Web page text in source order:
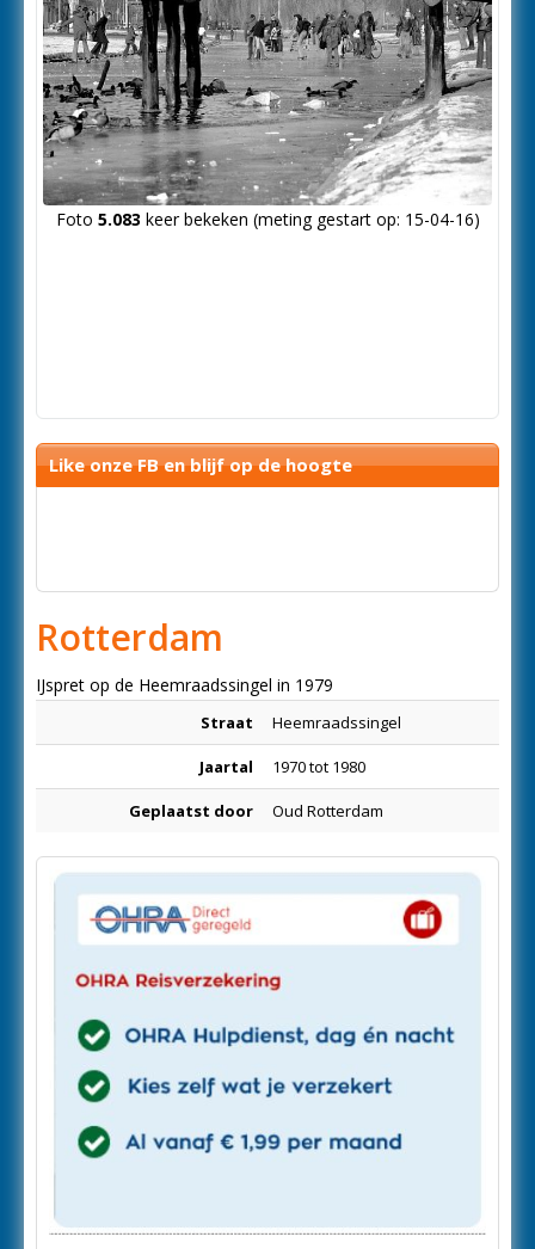
Foto 5.083 keer bekeken (meting gestart op: 15-04-16)
Like onze FB en blijf op de hoogte
Rotterdam
IJspret op de Heemraadssingel in 1979
Straat Heemraadssingel
Jaartal 1970 tot 1980
Geplaatst door Oud Rotterdam